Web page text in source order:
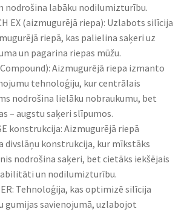
nodrošina labāku nodilumizturību.​
EX (aizmugurējā riepa): Uzlabots silīcija
riepā, kas palielina saķeri uz
un pagarina riepas mūžu.​
Aizmugurējā riepa izmanto
tehnoloģiju, kur centrālais
nodrošina lielāku nobraukumu, bet
– augstu saķeri slīpumos.​
konstrukcija: Aizmugurējā riepā
divslāņu konstrukcija, kur mīkstāks
nodrošina saķeri, bet cietāks iekšējais
un nodilumizturību.​
Tehnoloģija, kas optimizē silīcija
gumijas savienojumā, uzlabojot